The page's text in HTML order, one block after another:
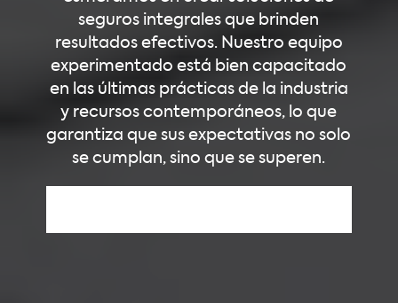
seguros integrales que brinden
resultados efectivos. Nuestro equipo
experimentado está bien capacitado
en las últimas prácticas de la industria
y recursos contemporáneos, lo que
garantiza que sus expectativas no solo
se cumplan, sino que se superen.